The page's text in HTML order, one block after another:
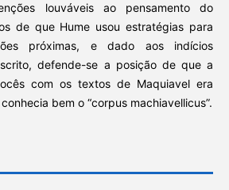
louváveis ao pensamento do
de que Hume usou estratégias para
próximas, e dado aos indícios
defende-se a posição de que a
com os textos de Maquiavel era
bem o “corpus machiavellicus”.